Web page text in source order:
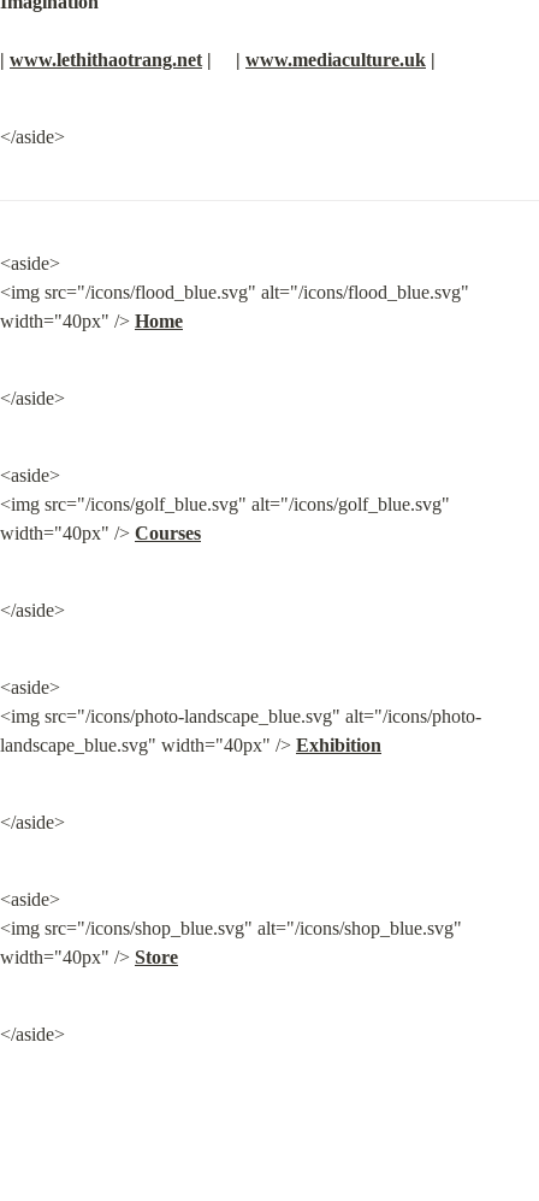
| www.lethithaotrang.net |     | www.mediaculture.uk |
</aside>
<aside>
<img src="/icons/flood_blue.svg" alt="/icons/flood_blue.svg"
width="40px" /> Home
</aside>
<aside>
<img src="/icons/golf_blue.svg" alt="/icons/golf_blue.svg"
width="40px" /> Courses
</aside>
<aside>
<img src="/icons/photo-landscape_blue.svg" alt="/icons/photo-
landscape_blue.svg" width="40px" /> Exhibition
</aside>
<aside>
<img src="/icons/shop_blue.svg" alt="/icons/shop_blue.svg"
width="40px" /> Store
</aside>